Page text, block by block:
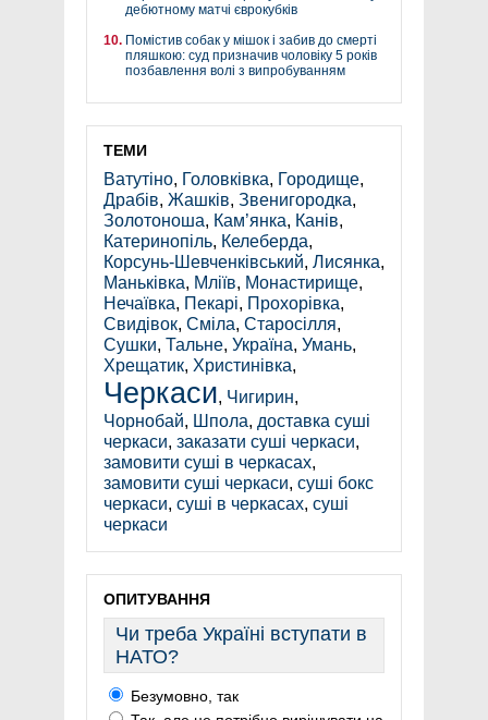
дебютному матчі єврокубків
Помістив собак у мішок і забив до смерті
пляшкою: суд призначив чоловіку 5 років
позбавлення волі з випробуванням
ТЕМИ
Ватутіно, Головківка, Городище,
Драбів, Жашків, Звенигородка,
Золотоноша, Кам’янка, Канів,
Катеринопіль, Келеберда,
Корсунь-Шевченківський, Лисянка,
Маньківка, Мліїв, Монастирище,
Нечаївка, Пекарі, Прохорівка,
Свидівок, Сміла, Старосілля,
Сушки, Тальне, Україна, Умань,
Хрещатик, Христинівка,
Черкаси, Чигирин,
Чорнобай, Шпола, доставка суші
черкаси, заказати суші черкаси,
замовити суші в черкасах,
замовити суші черкаси, суші бокс
черкаси, суші в черкасах, суші
черкаси
ОПИТУВАННЯ
Чи треба Україні вступати в
НАТО?
Безумовно, так